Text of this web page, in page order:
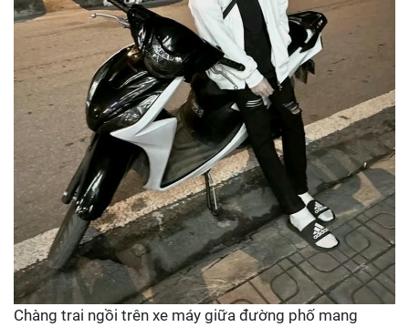
Chàng trai ngồi trên xe máy giữa đường phố mang